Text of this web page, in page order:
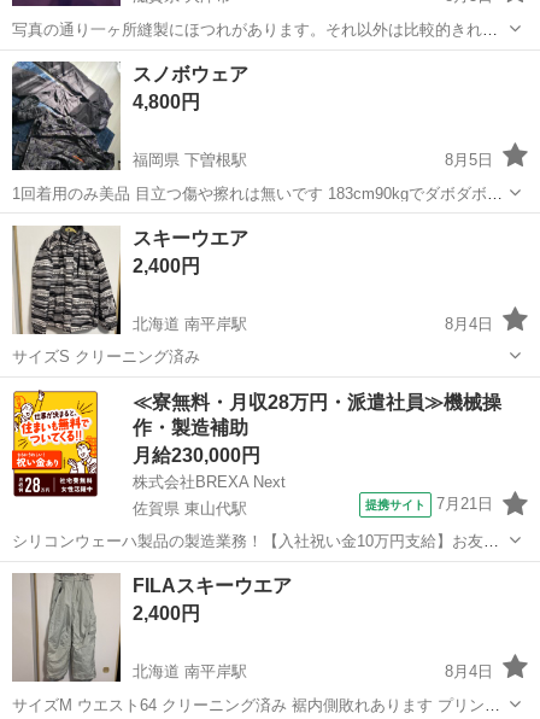
写真の通り一ヶ所縫製にほつれがあります。それ以外は比較的きれい
です。購入を考える前に現物を確認されたい方は連絡ください。
滋賀 大津市 スポーツウェア
スノボウェア
4,800円
福岡県 下曽根駅
8月5日
1回着用のみ美品 目立つ傷や擦れは無いです 183cm90kgでダボダボじ
ゃなく少しゆったりで着てました
福岡 北九州市 下曽根駅
スキーウエア
2,400円
北海道 南平岸駅
8月4日
サイズS クリーニング済み
北海道 札幌市 南平岸駅 スポーツウェア
≪寮無料・月収28万円・派遣社員≫機械操
作・製造補助
月給230,000円
株式会社BREXA Next
佐賀県 東山代駅
提携サイト 7月21日
シリコンウェーハ製品の製造業務！【入社祝い金10万円支給】お友達
やカップルとの応募OK◎年間休日129日＆休出なしでプライベート充
実♪業務はクリーンルームで快適作業◎自社正社員登用制度あり★1食
300円～の格安食堂あり！《佐...
佐賀 伊万里市 東山代駅 その他
FILAスキーウエア
2,400円
北海道 南平岸駅
8月4日
サイズM ウエスト64 クリーニング済み 裾内側敗れあります プリント